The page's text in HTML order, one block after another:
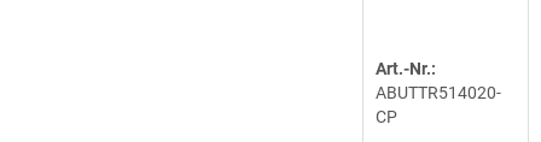
Art.-Nr.:
ABUTTR514020-
CP